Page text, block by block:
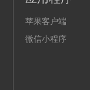
苹果客户端
微信小程序